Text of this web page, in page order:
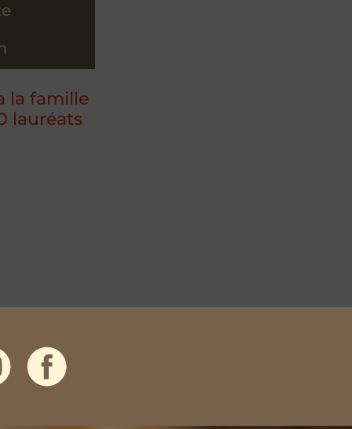
la famille
lauréats